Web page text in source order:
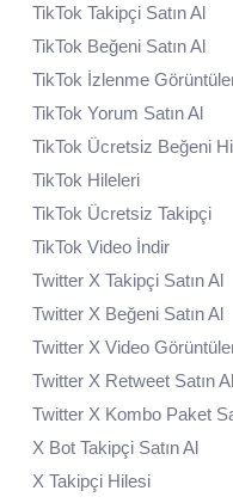
TikTok Takipçi Satın Al
TikTok Beğeni Satın Al
TikTok İzlenme
TikTok Yorum Satın Al
TikTok Ücretsiz Beğeni
TikTok Hileleri
TikTok Ücretsiz Takipçi
TikTok Video İndir
Twitter X Takipçi Satın Al
Twitter X Beğeni Satın Al
Twitter X Video
Twitter X Retweet Satın Al
Twitter X Kombo Paket
X Bot Takipçi Satın Al
X Takipçi Hilesi